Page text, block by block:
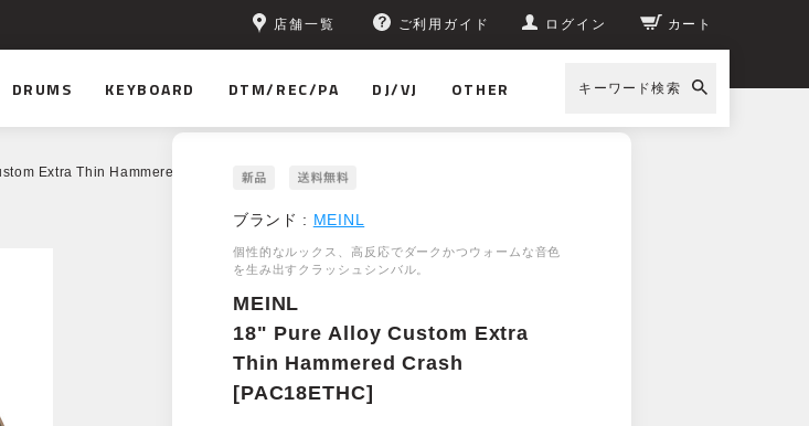
店舗一覧 ご利用ガイド ログイン カート
DRUMS KEYBOARD DTM/REC/PA DJ/VJ OTHER キーワード検索
Extra Thin Hammered Crash [PAC18ETHC]
ブランド : MEINL
個性的なルックス、高反応でダークかつウォームな音色
を生み出すクラッシュシンバル。
MEINL
18" Pure Alloy Custom Extra
Thin Hammered Crash
[PAC18ETHC]